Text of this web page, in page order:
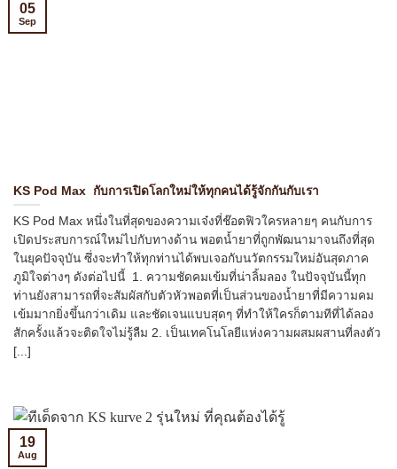
KS Pod Max กับการเปิดโลกใหม่ให้ทุกคนได้รู้จักกันกับเรา
KS Pod Max หนึ่งในที่สุดของความเจ๋งที่ช๊อตฟิวใครหลายๆ คนกับการ
เปิดประสบการณ์ใหม่ไปกับทางด้าน พอตน้ำยาที่ถูกพัฒนามาจนถึงที่สุด
ในยุคปัจจุบัน ซึ่งจะทำให้ทุกท่านได้พบเจอกับนวัตกรรมใหม่อันสุดภาค
ภูมิใจต่างๆ ดังต่อไปนี้ 1. ความชัดคมเข้มที่น่าลิ้มลอง ในปัจจุบันนี้ทุก
ท่านยังสามารถที่จะสัมผัสกับตัวหัวพอตที่เป็นส่วนของน้ำยาที่มีความคม
เข้มมากยิ่งขึ้นกว่าเดิม และชัดเจนแบบสุดๆ ที่ทำให้ใครก็ตามทีที่ได้ลอง
สักครั้งแล้วจะติดใจไม่รู้ลืม 2. เป็นเทคโนโลยีแห่งความผสมผสานที่ลงตัว
[...]
05
Sep
19
Aug